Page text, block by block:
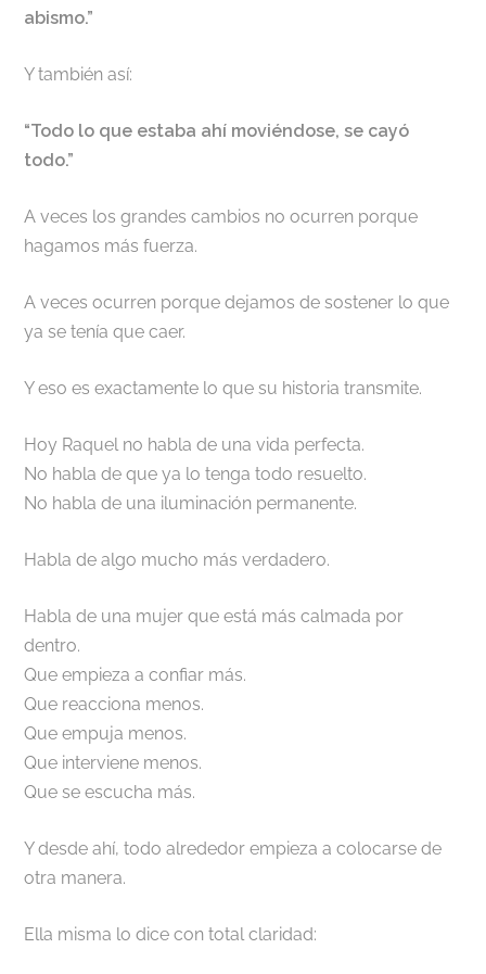
abismo.”
Y también así:
“Todo lo que estaba ahí moviéndose, se cayó
todo.”
A veces los grandes cambios no ocurren porque
hagamos más fuerza.
A veces ocurren porque dejamos de sostener lo que
ya se tenía que caer.
Y eso es exactamente lo que su historia transmite.
Hoy Raquel no habla de una vida perfecta.
No habla de que ya lo tenga todo resuelto.
No habla de una iluminación permanente.
Habla de algo mucho más verdadero.
Habla de una mujer que está más calmada por
dentro.
Que empieza a confiar más.
Que reacciona menos.
Que empuja menos.
Que interviene menos.
Que se escucha más.
Y desde ahí, todo alrededor empieza a colocarse de
otra manera.
Ella misma lo dice con total claridad: